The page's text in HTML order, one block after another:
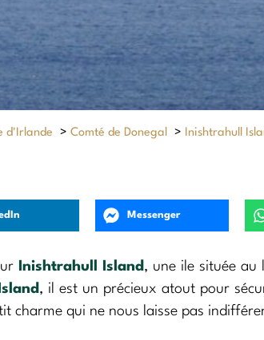
d'Irlande > Comté de Donegal > Inishtrahull
Messenger
Inishtrahull Island , une ile située au
, il est un précieux atout pour
charme qui ne nous laisse pas